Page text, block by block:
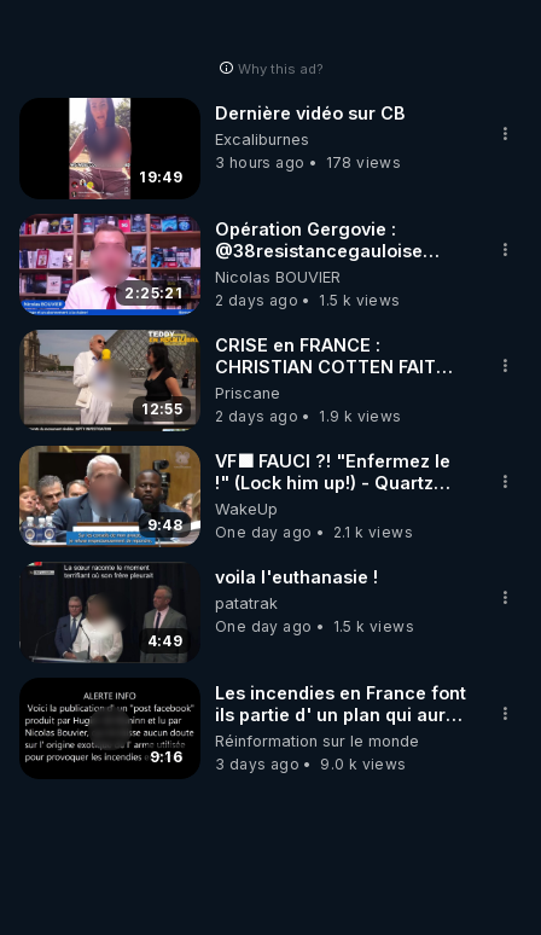
Why this ad?
19:49
Dernière vidéo sur CB
Excaliburnes
3 hours ago
178 views
2:25:21
Opération Gergovie :
‪@38resistancegauloise‬
‪@MarionSigautOfficiel‬
‪@gladysriifard5710‬ Laëtitia
Nicolas BOUVIER
2 days ago
1.5 k views
12:55
CRISE en FRANCE :
CHRISTIAN COTTEN FAIT
une étrange découverte
Priscane
2 days ago
1.9 k views
9:48
VF🟩 FAUCI ?! "Enfermez le
!" (Lock him up!) - Quartz
Traduction
WakeUp
One day ago
2.1 k views
4:49
voila l'euthanasie !
patatrak
One day ago
1.5 k views
9:16
Les incendies en France font
ils partie d' un plan qui aurait
débuté le 11 septembre 2001
?
Réinformation sur le monde
3 days ago
9.0 k views